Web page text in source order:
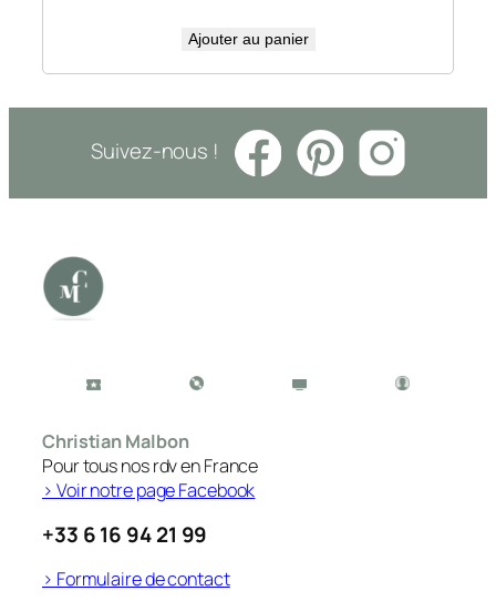
Ajouter au panier
Suivez-nous !
Christian Malbon
Pour tous nos rdv en France
> Voir notre page Facebook
+33 6 16 94 21 99
> Formulaire de contact